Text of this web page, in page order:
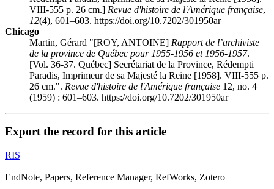
VIII-555 p. 26 cm.] Revue d'histoire de l'Amérique française,
12(4), 601–603. https://doi.org/10.7202/301950ar
Chicago
Martin, Gérard "[ROY, ANTOINE] Rapport de l’archiviste
de la province de Québec pour 1955-1956 et 1956-1957.
[Vol. 36-37. Québec] Secrétariat de la Province, Rédempti
Paradis, Imprimeur de sa Majesté la Reine [1958]. VIII-555 p.
26 cm.". Revue d'histoire de l'Amérique française 12, no. 4
(1959) : 601–603. https://doi.org/10.7202/301950ar
Export the record for this article
RIS
EndNote, Papers, Reference Manager, RefWorks, Zotero